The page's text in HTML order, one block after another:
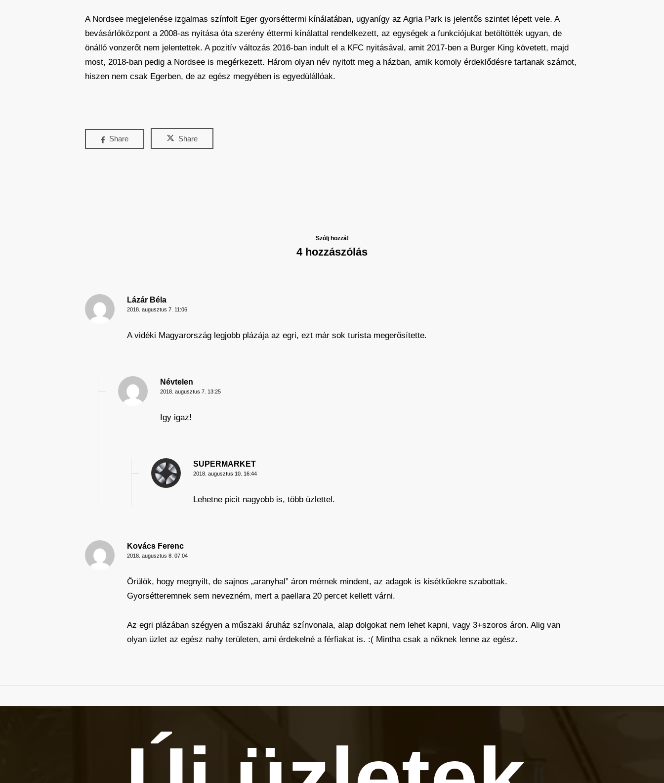
A Nordsee megjelenése izgalmas színfolt Eger gyorséttermi kínálatában, ugyanígy az Agria Park is jelentős szintet lépett vele. A
bevásárlóközpont a 2008-as nyitása óta szerény éttermi kínálattal rendelkezett, az egységek a funkciójukat betöltötték ugyan, de
önálló vonzerőt nem jelentettek. A pozitív változás 2016-ban indult el a KFC nyitásával, amit 2017-ben a Burger King követett, majd
most, 2018-ban pedig a Nordsee is megérkezett. Három olyan név nyitott meg a házban, amik komoly érdeklődésre tartanak számot,
hiszen nem csak Egerben, de az egész megyében is egyedülállóak.
Share Share
Szólj hozzá!
4 hozzászólás
Lázár Béla
2018. augusztus 7. 11:06
A vidéki Magyarország legjobb plázája az egri, ezt már sok turista megerősítette.
Névtelen
2018. augusztus 7. 13:25
Igy igaz!
SUPERMARKET
2018. augusztus 10. 16:44
Lehetne picit nagyobb is, több üzlettel.
Kovács Ferenc
2018. augusztus 8. 07:04
Örülök, hogy megnyilt, de sajnos „aranyhal” áron mérnek mindent, az adagok is kisétkűekre szabottak.
Gyorsétteremnek sem nevezném, mert a paellara 20 percet kellett várni.
Az egri plázában szégyen a műszaki áruház színvonala, alap dolgokat nem lehet kapni, vagy 3+szoros áron. Alig van
olyan üzlet az egész nahy területen, ami érdekelné a férfiakat is. :( Mintha csak a nőknek lenne az egész.